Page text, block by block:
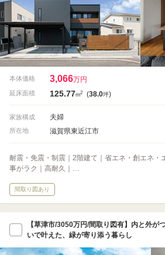
本体価格 3,066万円
延床面積 125.77m2 (38.0坪)
家族構成 夫婦
所在地 滋賀県東近江市
耐震・免震・制震｜2階建て｜省エネ・創エネ・
事がラク｜高耐久｜…
間取り図あり
【草津市/3050万円/間取り図有】内と外が
いで叶えた、緑が寄り添う暮らし